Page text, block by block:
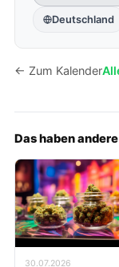
Deutschland
← Zum Kalender
Das haben
30.07.2026